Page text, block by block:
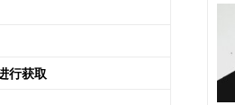
行获取